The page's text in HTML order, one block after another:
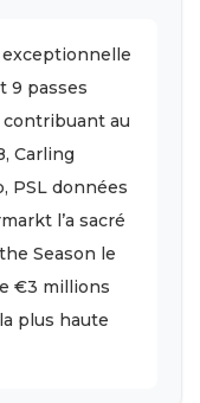
9 passes
au
Carling
PSL données
l’a sacré
Season le
€3 millions
plus haute